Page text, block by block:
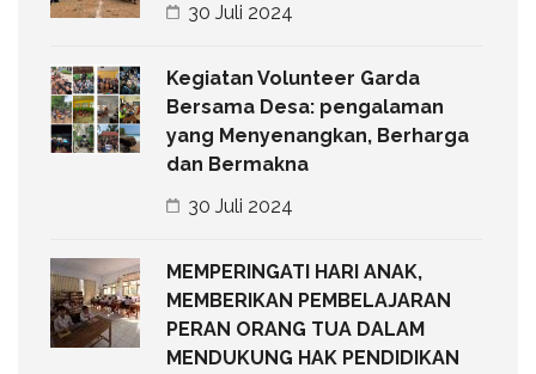
30 Juli 2024
Kegiatan Volunteer Garda
Bersama Desa: pengalaman
yang Menyenangkan, Berharga
dan Bermakna
30 Juli 2024
MEMPERINGATI HARI ANAK,
MEMBERIKAN PEMBELAJARAN
PERAN ORANG TUA DALAM
MENDUKUNG HAK PENDIDIKAN